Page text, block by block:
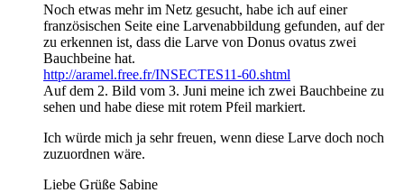
Noch etwas mehr im Netz gesucht, habe ich auf einer
französischen Seite eine Larvenabbildung gefunden, auf der
zu erkennen ist, dass die Larve von Donus ovatus zwei
Bauchbeine hat.
http://aramel.free.fr/INSECTES11-60.shtml
Auf dem 2. Bild vom 3. Juni meine ich zwei Bauchbeine zu
sehen und habe diese mit rotem Pfeil markiert.
Ich würde mich ja sehr freuen, wenn diese Larve doch noch
zuzuordnen wäre.
Liebe Grüße Sabine